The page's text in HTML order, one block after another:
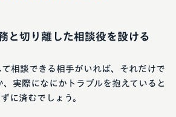
と切り離した相談役を設ける
相談できる相手がいれば、それだけで
実際になにかトラブルを抱えていると
に済むでしょう。